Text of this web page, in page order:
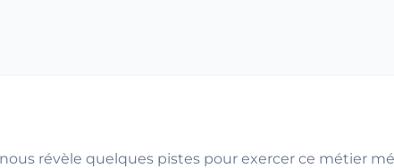
nous révèle quelques pistes pour exercer ce métier